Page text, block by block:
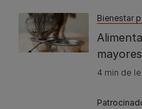
Bienestar
mayores
4 min de